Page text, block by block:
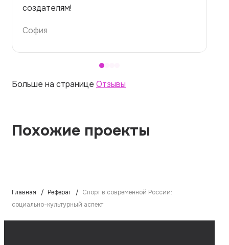
темой — идеально.
Алина
Больше на странице Отзывы
Похожие проекты
Главная Реферат
Спорт в современной России:
социально-культурный аспект